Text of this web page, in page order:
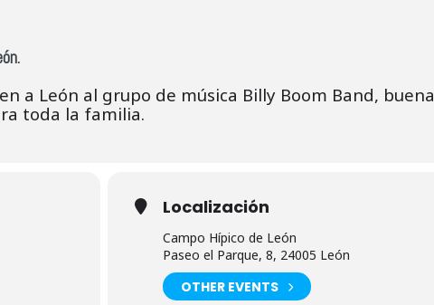
a León al grupo de música Billy Boom Band, buena
toda la familia.
Localización
Campo Hípico de León
Paseo el Parque, 8, 24005 León
OTHER EVENTS